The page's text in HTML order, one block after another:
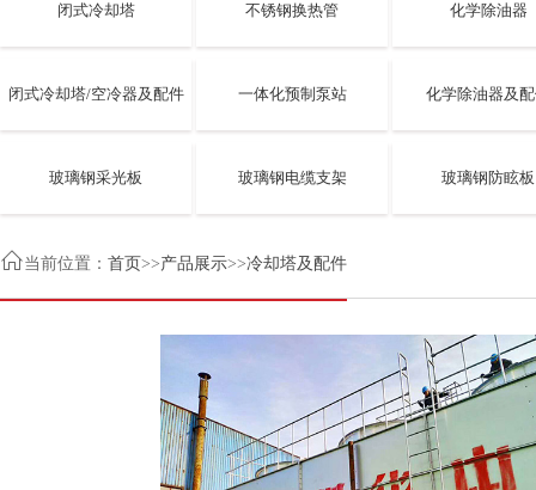
闭式冷却塔 不锈钢换热管 化学除油器
闭式冷却塔/空冷器及配件 一体化预制泵站 化学除油器及
玻璃钢采光板 玻璃钢电缆支架 玻璃钢防眩板
当前位置： 首页>>产品展示>>冷却塔及配件